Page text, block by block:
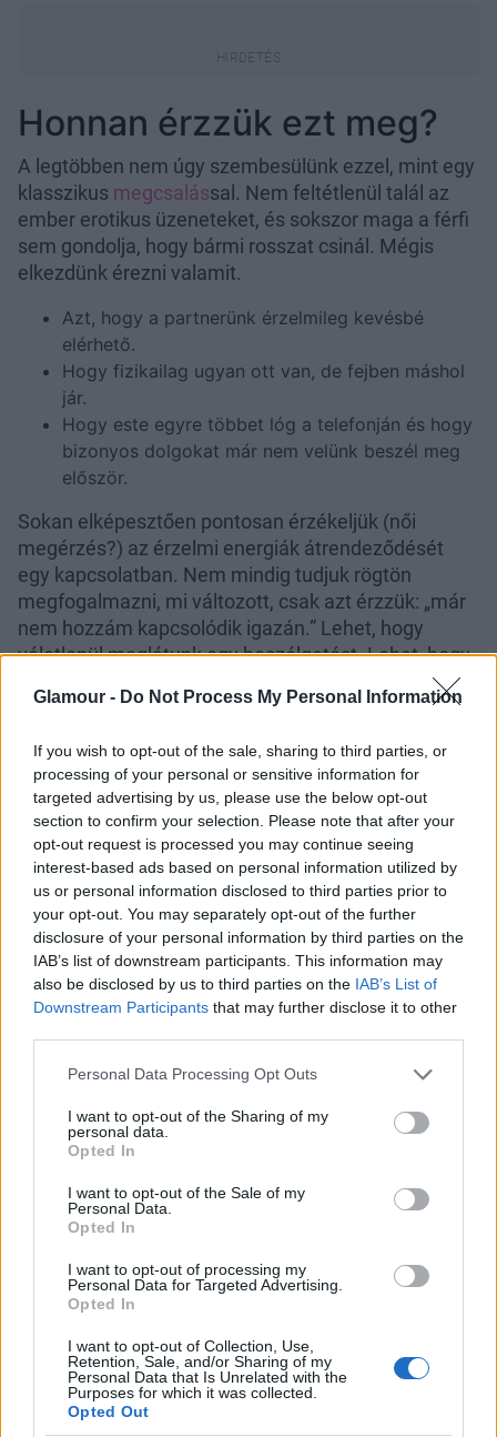
Glamour - Do Not Process My Personal Information
If you wish to opt-out of the sale, sharing to third parties, or
processing of your personal or sensitive information for
targeted advertising by us, please use the below opt-out
section to confirm your selection. Please note that after your
opt-out request is processed you may continue seeing
interest-based ads based on personal information utilized by
us or personal information disclosed to third parties prior to
your opt-out. You may separately opt-out of the further
disclosure of your personal information by third parties on the
IAB’s list of downstream participants. This information may
also be disclosed by us to third parties on the IAB’s List of
Downstream Participants that may further disclose it to other
Please note that this website/app uses one or more Google
not limited to your visit or usage behaviour. You may click to
grant or deny consent to Google and its third-party tags to
use your data for below specified purposes in below Google
consent section.
Personal Data Processing Opt Outs
I want to opt-out of the Sharing of my
personal data.
Opted In
I want to opt-out of the Sale of my
Personal Data.
Opted In
I want to opt-out of processing my
Personal Data for Targeted Advertising.
Opted In
I want to opt-out of Collection, Use,
Retention, Sale, and/or Sharing of my
Personal Data that Is Unrelated with the
Purposes for which it was collected.
Opted Out
Honnan érzzük ezt meg?
A legtöbben nem úgy szembesülünk ezzel, mint egy
klasszikus megcsalással. Nem feltétlenül talál az
ember erotikus üzeneteket, és sokszor maga a férfi
sem gondolja, hogy bármi rosszat csinál. Mégis
elkezdünk érezni valamit.
Azt, hogy a partnerünk érzelmileg kevésbé
elérhető.
Hogy fizikailag ugyan ott van, de fejben máshol
jár.
Hogy este egyre többet lóg a telefonján és hogy
bizonyos dolgokat már nem velünk beszél meg
először.
Sokan elképesztően pontosan érzékeljük (női
megérzés?) az érzelmi energiák átrendeződését
egy kapcsolatban. Nem mindig tudjuk rögtön
megfogalmazni, mi változott, csak azt érzzük: „már
nem hozzám kapcsolódik igazán.” Lehet, hogy
véletlenül meglátunk egy beszélgetést. Lehet, hogy
gondolva azt. És van olyan is, hogy egyszerűen csak
válasz pedig sokszor egészen más, mint amire
számítunk —mert rengeteg férfi nem romantikus
kapcsolatot keres az AI-ban, hanem egy helyet, ahol
végre nem kell erősnek lennie.
Miért ennyire vonzó
érzelmileg az AI?
Sok férfit még mindig nem tanítottak meg valódi
érzelmi kommunikációra. Arra, hogyan beszéljen a
Nem fog csalódni benne, nem reagál kritikusan és
nem is sértődik meg. Fel lehet neki tenni ugyanazt a
kérdést háromszor, lehet bizonytalannak lenni, sőt,
még túlgondolni is ér.